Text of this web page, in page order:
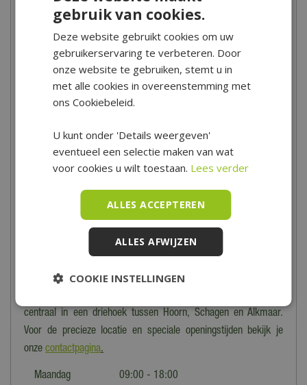
Aanwezig in showroom
Ben je benieuwd of we een bepaald meubel in onze showroom
hebben staan? Je kunt dit zien aan de ronde knop
'showroom'in de productfoto.
Dit houdt in dat we dit meubel exact in deze variant hebben
staan, of dat deze in een andere afmeting/kleur aanwezig is om
uit te proberen.
gewoon bij ons in de winkel en ook vaak online bestellen.
Wil je zeker weten of een meubel in jouw gewenste opstelling
centraal in een driehoek tussen Hoorn, Schagen en Alkmaar.
Voor de precieze locatie en speciale openingstijden bekijk je
onze contactpagina.
Maandag
09:00 - 18:00
gebruik van cookies.
Deze website gebruikt cookies om uw
gebruikerservaring te verbeteren. Door
onze website te gebruiken, stemt u in
met alle cookies in overeenstemming met
ons Cookiebeleid.
U kunt onder 'Details weergeven'
eventueel een selectie maken van wat
voor cookies u wilt toestaan. Lees verder
ALLES ACCEPTEREN
ALLES AFWIJZEN
COOKIE INSTELLINGEN